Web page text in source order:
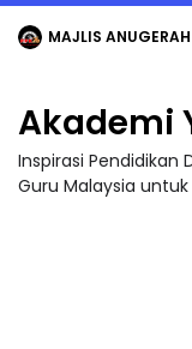
MAJLIS ANUGERAH FFK
Akademi
Inspirasi Pendidikan
Guru Malaysia